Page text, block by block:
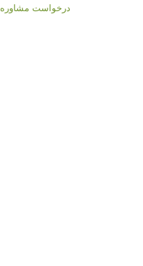
درخواست مشاوره